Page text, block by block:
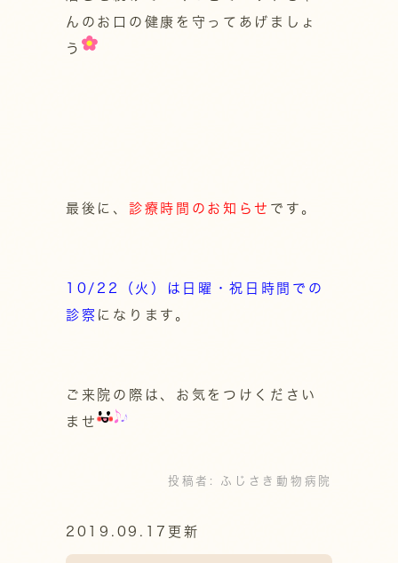
んのお口の健康を守ってあげましょ
う
最後に、 診療時間のお知らせ です。
10/22（火）は日曜・祝日時間での
診察 になります。
ご来院の際は、お気をつけください
ませ
投稿者: ふじさき動物病院
2019.09.17更新